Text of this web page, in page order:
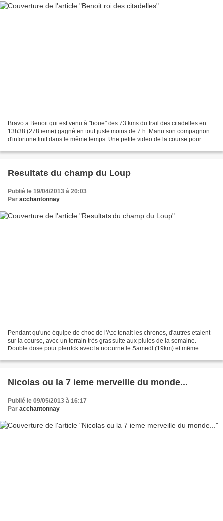
Bravo a Benoit qui est venu à "boue" des 73 kms du trail des citadelles en
13h38 (278 ieme) gagné en tout juste moins de 7 h. Manu son compagnon
d'infortune finit dans le même temps. Une petite video de la course pour
Resultats du champ du Loup
Publié le 19/04/2013 à 20:03
Par acchantonnay
Pendant qu'une équipe de choc de l'Acc tenait les chronos, d'autres etaient
sur la course, avec un terrain très gras suite aux pluies de la semaine.
Double dose pour pierrick avec la nocturne le Samedi (19km) et même
Nicolas ou la 7 ieme merveille du monde...
Publié le 09/05/2013 à 16:17
Par acchantonnay